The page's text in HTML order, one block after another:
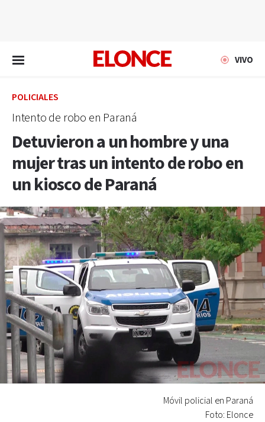
VIVO
POLICIALES
Intento de robo en Paraná
Detuvieron a un hombre y una
mujer tras un intento de robo en
un kiosco de Paraná
Móvil policial en Paraná
Foto: Elonce